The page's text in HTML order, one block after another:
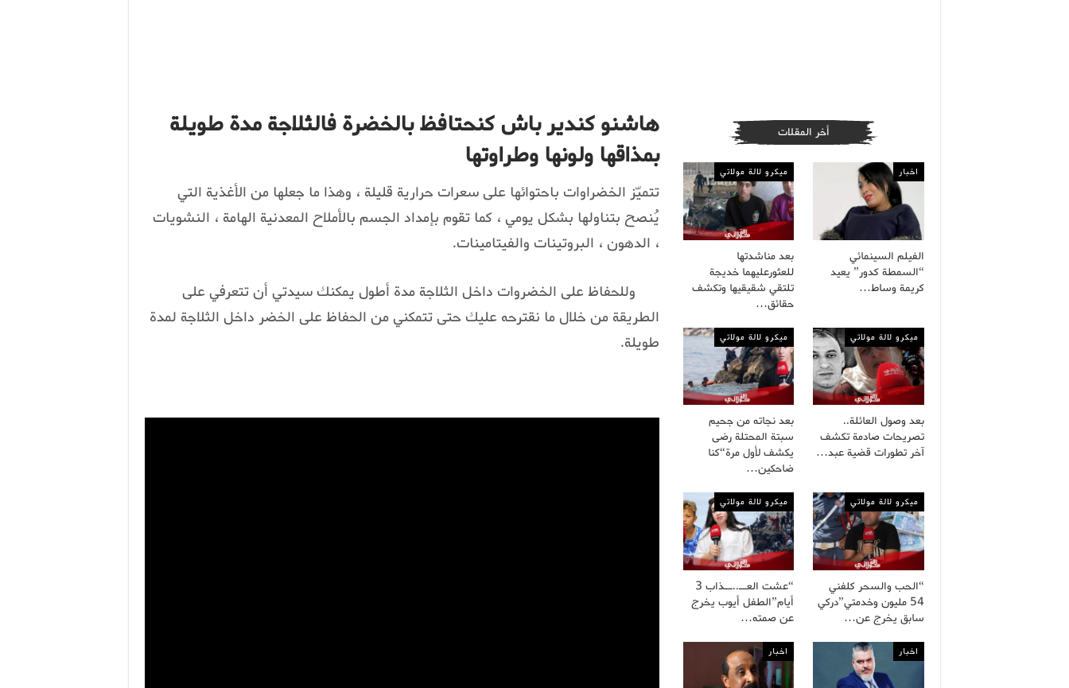
هاشنو كندير باش كنحتافظ بالخضرة فالثلاجة مدة طويلة
بمذاقها ولونها وطراوتها
تتميّز الخضراوات باحتوائها على سعرات حرارية قليلة ، وهذا ما جعلها من الأغذية التي
يُنصح بتناولها بشكل يومي ، كما تقوم بإمداد الجسم بالأملاح المعدنية الهامة ، النشويات
، الدهون ، البروتينات والفيتامينات.
وللحفاظ على الخضروات داخل الثلاجة مدة أطول يمكنك سيدتي أن تتعرفي على
الطريقة من خلال ما نقترحه عليك حتى تتمكني من الحفاظ على الخضر داخل الثلاجة لمدة
طويلة.
أخر المقلات
اخبار
الفيلم السينمائي
“السمطة كدور” يعيد
كريمة وساط…
ميكرو لالة مولاتي
بعد مناشدتها
للعثورعليهما خديجة
تلتقي شقيقيها وتكشف
حقائق…
ميكرو لالة مولاتي
بعد وصول العائلة..
تصريحات صادمة تكشف
آخر تطورات قضية عبد…
ميكرو لالة مولاتي
بعد نجاته من جحيم
سبتة المحتلة رضى
يكشف لأول مرة“كنا
ضاحكين…
ميكرو لالة مولاتي
“الحب والسحر كلفني
54 مليون وخدمتي”دركي
سابق يخرج عن…
ميكرو لالة مولاتي
“عشت العــ..ــذاب 3
أيام”الطفل أيوب يخرج
عن صمته…
اخبار اخبار